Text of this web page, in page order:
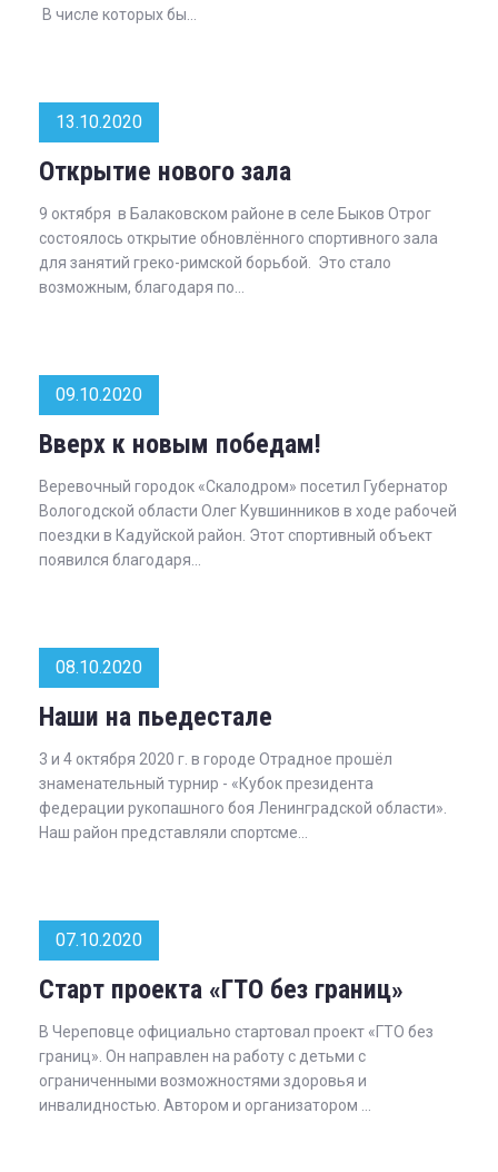
В числе которых бы...
13.10.2020
Открытие нового зала
9 октября в Балаковском районе в селе Быков Отрог
состоялось открытие обновлённого спортивного зала
для занятий греко-римской борьбой. Это стало
возможным, благодаря по...
09.10.2020
Вверх к новым победам!
Веревочный городок «Скалодром» посетил Губернатор
Вологодской области Олег Кувшинников в ходе рабочей
поездки в Кадуйской район. Этот спортивный объект
появился благодаря...
08.10.2020
Наши на пьедестале
3 и 4 октября 2020 г. в городе Отрадное прошёл
знаменательный турнир - «Кубок президента
федерации рукопашного боя Ленинградской области».
Наш район представляли спортсме...
07.10.2020
Старт проекта «ГТО без границ»
В Череповце официально стартовал проект «ГТО без
границ». Он направлен на работу с детьми с
ограниченными возможностями здоровья и
инвалидностью. Автором и организатором ...